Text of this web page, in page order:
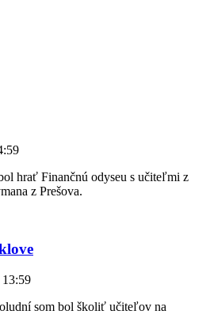
hrať Finančnú odyseu s učiteľmi z
z Prešova.
13:59
som bol školiť učiteľov na